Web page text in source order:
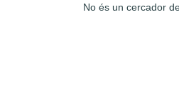
No és un cercador